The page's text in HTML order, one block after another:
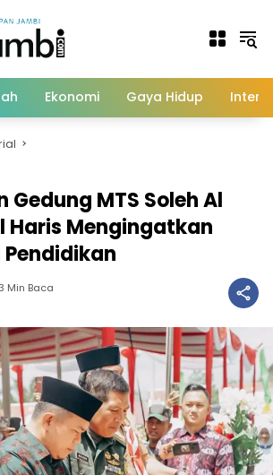
Ekonomi Gaya Hidup
Gedung MTS Soleh Al
Haris Mengingatkan
Min Baca